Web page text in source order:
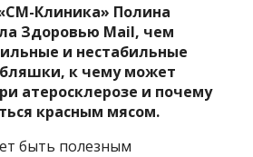
Клиника» Полина
Здоровью Mail, чем
и нестабильные
к чему может
атеросклерозе и почему
красным мясом.
быть полезным